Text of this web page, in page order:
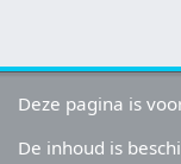
Deze pagina is
De inhoud is